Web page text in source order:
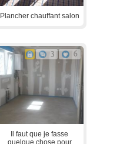
Plancher chauffant salon
3 6
Il faut que je fasse
quelque chose pour